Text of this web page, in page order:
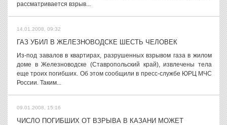
рассматривается взрыв...
14.01.2008, 09:32
ГАЗ УБИЛ В ЖЕЛЕЗНОВОДСКЕ ШЕСТЬ ЧЕЛОВЕК
Из-под завалов в квартирах, разрушенных взрывом газа в жилом
доме в Железноводске (Ставропольский край), извлечены тела
еще троих погибших. Об этом сообщили в пресс-службе ЮРЦ МЧС
России. Таким...
09.01.2008, 15:16
ЧИСЛО ПОГИБШИХ ОТ ВЗРЫВА В КАЗАНИ МОЖЕТ